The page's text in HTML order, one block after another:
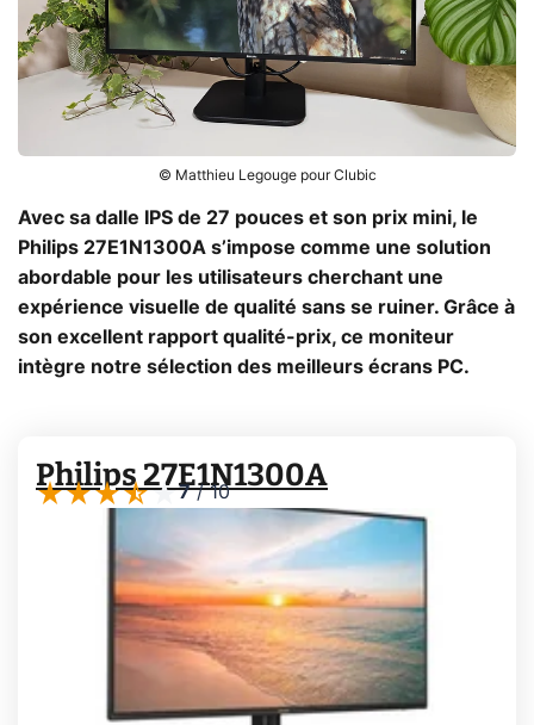
© Matthieu Legouge pour Clubic
Avec sa dalle IPS de 27 pouces et son prix mini, le
Philips 27E1N1300A s’impose comme une solution
abordable pour les utilisateurs cherchant une
expérience visuelle de qualité sans se ruiner. Grâce à
son excellent rapport qualité-prix, ce moniteur
intègre notre sélection des meilleurs écrans PC.
Philips 27E1N1300A
7/10